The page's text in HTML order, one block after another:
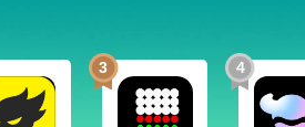
捷登录，用于收藏心仪的书籍，
此再也不用担心因换设备而丢失
3 4